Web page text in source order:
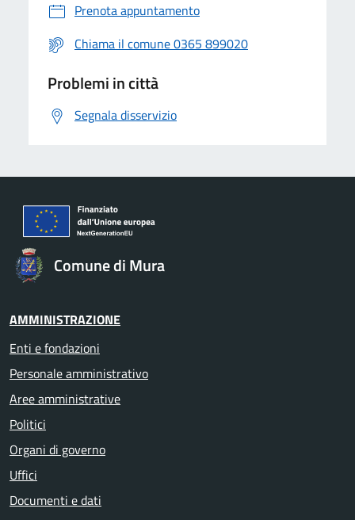
Prenota appuntamento
Chiama il comune 0365 899020
Problemi in città
Segnala disservizio
Comune di Mura
AMMINISTRAZIONE
Enti e fondazioni
Personale amministrativo
Aree amministrative
Politici
Organi di governo
Uffici
Documenti e dati